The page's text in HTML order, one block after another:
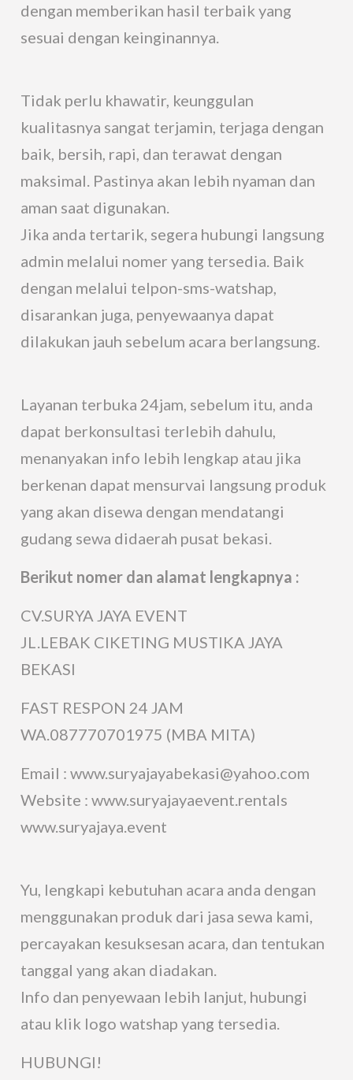
dengan memberikan hasil terbaik yang
sesuai dengan keinginannya.
Tidak perlu khawatir, keunggulan
kualitasnya sangat terjamin, terjaga dengan
baik, bersih, rapi, dan terawat dengan
maksimal. Pastinya akan lebih nyaman dan
aman saat digunakan.
Jika anda tertarik, segera hubungi langsung
admin melalui nomer yang tersedia. Baik
dengan melalui telpon-sms-watshap,
disarankan juga, penyewaanya dapat
dilakukan jauh sebelum acara berlangsung.
Layanan terbuka 24jam, sebelum itu, anda
dapat berkonsultasi terlebih dahulu,
menanyakan info lebih lengkap atau jika
berkenan dapat mensurvai langsung produk
yang akan disewa dengan mendatangi
gudang sewa didaerah pusat bekasi.
Berikut nomer dan alamat lengkapnya :
CV.SURYA JAYA EVENT
JL.LEBAK CIKETING MUSTIKA JAYA
BEKASI
FAST RESPON 24 JAM
WA.087770701975 (MBA MITA)
Email : www.suryajayabekasi@yahoo.com
Website : www.suryajayaevent.rentals
www.suryajaya.event
Yu, lengkapi kebutuhan acara anda dengan
menggunakan produk dari jasa sewa kami,
percayakan kesuksesan acara, dan tentukan
tanggal yang akan diadakan.
Info dan penyewaan lebih lanjut, hubungi
atau klik logo watshap yang tersedia.
HUBUNGI!